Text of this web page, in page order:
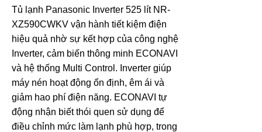
Tủ lạnh Panasonic Inverter 525 lít NR-
XZ590CWKV vận hành tiết kiệm điện
hiệu quả nhờ sự kết hợp của công nghệ
Inverter, cảm biến thông minh ECONAVI
và hệ thống Multi Control. Inverter giúp
máy nén hoạt động ổn định, êm ái và
giảm hao phí điện năng. ECONAVI tự
động nhận biết thói quen sử dụng để
điều chỉnh mức làm lạnh phù hợp, trong